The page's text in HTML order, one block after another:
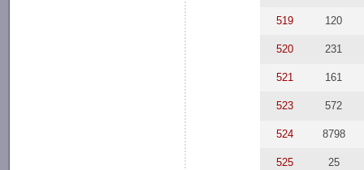
519 120
520 231
521 161
523 572
524 8798
525 25